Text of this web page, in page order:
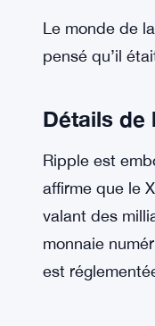
Le monde de
pensé qu’il
Détails de
Ripple est
affirme que le
valant des
monnaie
est